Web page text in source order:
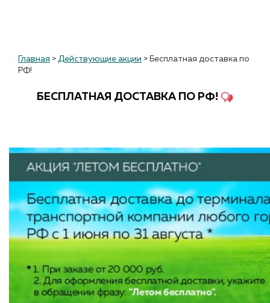
Главная > Действующие акции > Бесплатная доставка по
РФ!
БЕСПЛАТНАЯ ДОСТАВКА ПО РФ!